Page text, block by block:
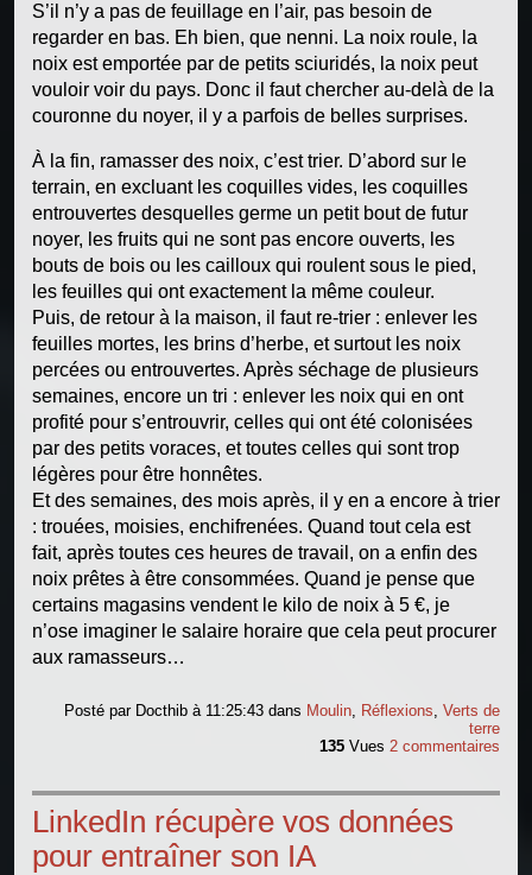
S’il n’y a pas de feuillage en l’air, pas besoin de
regarder en bas. Eh bien, que nenni. La noix roule, la
noix est emportée par de petits sciuridés, la noix peut
vouloir voir du pays. Donc il faut chercher au-delà de la
couronne du noyer, il y a parfois de belles surprises.
À la fin, ramasser des noix, c’est trier. D’abord sur le
terrain, en excluant les coquilles vides, les coquilles
entrouvertes desquelles germe un petit bout de futur
noyer, les fruits qui ne sont pas encore ouverts, les
bouts de bois ou les cailloux qui roulent sous le pied,
les feuilles qui ont exactement la même couleur.
Puis, de retour à la maison, il faut re-trier : enlever les
feuilles mortes, les brins d’herbe, et surtout les noix
percées ou entrouvertes. Après séchage de plusieurs
semaines, encore un tri : enlever les noix qui en ont
profité pour s’entrouvrir, celles qui ont été colonisées
par des petits voraces, et toutes celles qui sont trop
légères pour être honnêtes.
Et des semaines, des mois après, il y en a encore à trier
: trouées, moisies, enchifrenées. Quand tout cela est
fait, après toutes ces heures de travail, on a enfin des
noix prêtes à être consommées. Quand je pense que
certains magasins vendent le kilo de noix à 5 €, je
n’ose imaginer le salaire horaire que cela peut procurer
aux ramasseurs…
Posté par Docthib à 11:25:43dans Moulin Réflexions ,Verts de
terre
135 Vues 2 commentaires
LinkedIn récupère vos données
pour entraîner son IA